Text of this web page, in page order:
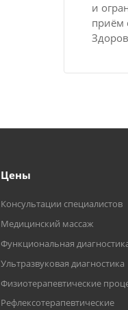
и
приём
Цены
Консультации специалистов
Медицинский массаж
Функциональная
Ультразвуковая диагностика
Физиотерапевтические
Рефлексотерапевтические